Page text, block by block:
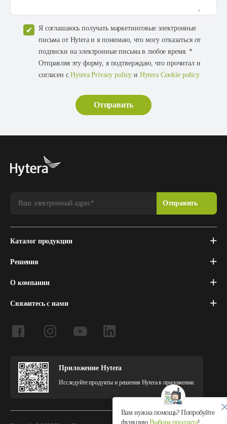
Я соглашаюсь получать маркетинговые электронные
письма от Hytera и я понимаю, что могу отказаться от
подписки на электронные письма в любое время. *
Отправляя эту форму, я подтверждаю, что прочитал и
согласен сHytera Privacy policy и Hytera Cookie policy
Каталог продукции
Решения
О компании
Свяжитесь с нами
Приложение Hytera
Исследуйте продукты и решения Hytera в приложении.
Вам нужна помощь? Попробуйте
функциюВыбора продукта!